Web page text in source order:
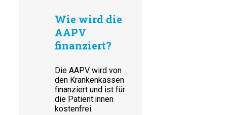
Wie wird die
AAPV
finanziert?
Die AAPV wird von
den Krankenkassen
finanziert und ist für
die Patient:innen
kostenfrei.